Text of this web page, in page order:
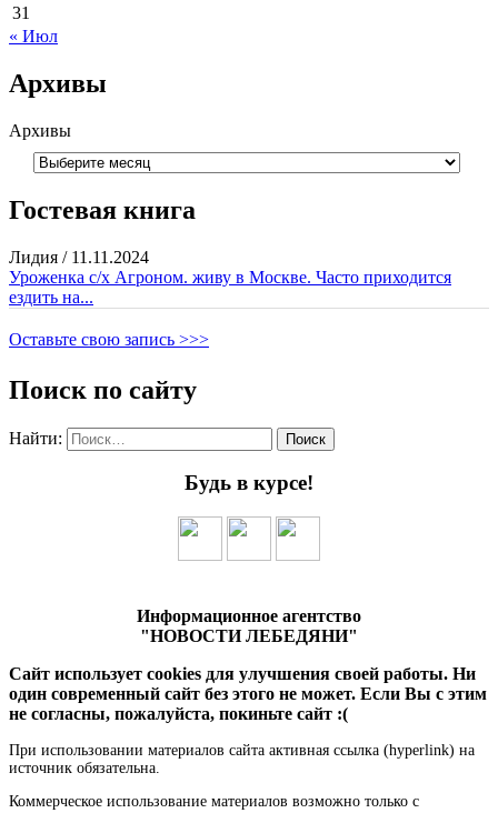
31
« Июл
Архивы
Архивы
Гостевая книга
Лидия / 11.11.2024
Уроженка с/х Агроном. живу в Москве. Часто приходится
ездить на...
Оставьте свою запись >>>
Поиск по сайту
Найти:
Будь в курсе!
Информационное агентство
"НОВОСТИ ЛЕБЕДЯНИ"
Сайт использует cookies для улучшения своей работы. Ни
один современный сайт без этого не может. Если Вы с этим
не согласны, пожалуйста, покиньте сайт :(
При использовании материалов сайта активная ссылка (hyperlink) на
источник обязательна.
Коммерческое использование материалов возможно только с